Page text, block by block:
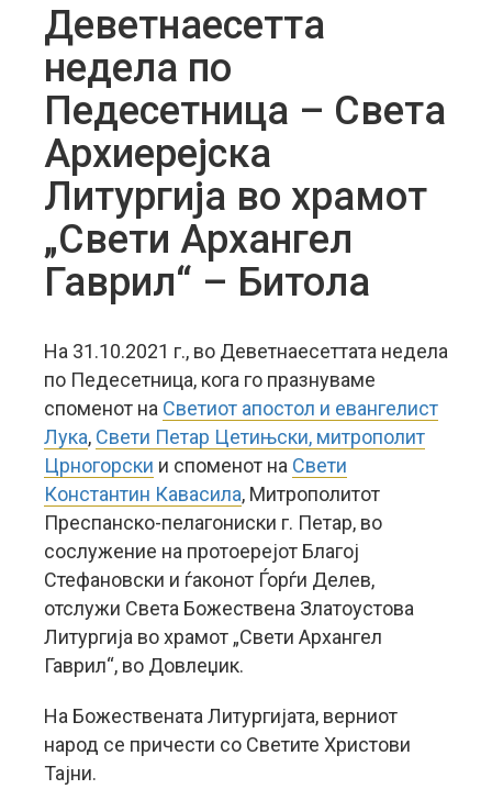
Деветнаесетта
недела по
Педесетница – Света
Архиерејска
Литургија во храмот
„Свети Архангел
Гаврил“ – Битола
На 31.10.2021 г., во Деветнаесеттата недела
по Педесетница, кога го празнуваме
споменот на Светиот апостол и евангелист
Лука, Свети Петар Цетињски, митрополит
Црногорски и споменот на Свети
Константин Кавасила, Митрополитот
Преспанско-пелагониски г. Петар, во
сослужение на протоерејот Благој
Стефановски и ѓаконот Ѓорѓи Делев,
отслужи Света Божествена Златоустова
Литургија во храмот „Свети Архангел
Гаврил“, во Довлеџик.
На Божествената Литургијата, верниот
народ се причести со Светите Христови
Тајни.